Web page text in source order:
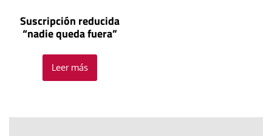
Suscripción reducida
“nadie queda fuera”
Leer más